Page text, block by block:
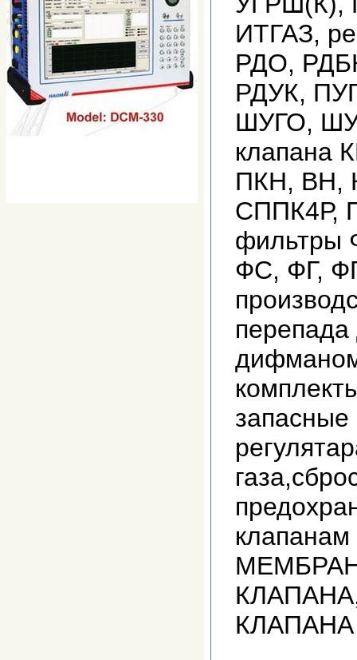
ИТГАЗ,
РДО,
РДУК,
ШУГО,
клапана
ПКН, ВН,
СППК4Р,
фильтры
ФС, ФГ,
запасные
КЛАПАНА